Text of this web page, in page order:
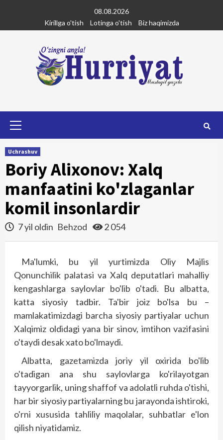
content
08.08.2026
Kirillga o'tish
Lotinga o'tish Biz haqimizda
Uchrashuv
Boriy Alixonov: Xalq
manfaatini ko'zlaganlar
komil insonlardir
7 yil oldin Behzod 2 054
Ma'lumki, bu yil yurtimizda Oliy Majlis
Qonunchilik palatasi va Xalq deputatlari mahalliy
kengashlarga saylovlar bo'lib o'tadi. Bu albatta,
katta siyosiy tadbir. Ta'bir joiz bo'lsa bu –
mamlakatimizdagi barcha siyosiy partiyalar uchun
Xalqimiz oldidagi yana bir sinov, imtihon vazifasini
o'taydi desak xato bo'lmaydi.
Albatta, gazetamizda joriy yil oxirida bo'lib
o'tadigan ana shu saylovlarga ko'rilayotgan
tayyorgarlik, uning shaffof va adolatli ruhda o'tishi,
har bir siyosiy partiyalarning bu jarayonda ishtiroki,
o'rni xususida tahliliy maqolalar, suhbatlar e'lon
qilish niyatidamiz.